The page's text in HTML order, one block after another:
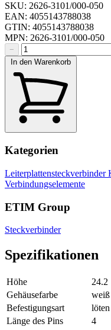
SKU: 2626-3101/000-050
EAN: 4055143788038
GTIN: 4055143788038
MPN: 2626-3101/000-050
−
In den Warenkorb
Kategorien
Leiterplattensteckverbinder
Verbindungselemente
ETIM Group
Steckverbinder
Spezifikationen
Höhe
24.2
Gehäusefarbe
weiß
Befestigungsart
löten
Länge des Pins
4